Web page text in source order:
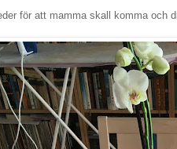
för att mamma skall komma och